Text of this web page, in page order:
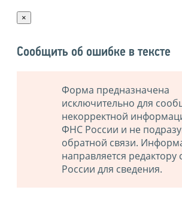
×
Сообщить об ошибке в тексте
Форма предназначена
исключительно для
некорректной
ФНС России и не
обратной связи.
направляется
России для сведения.